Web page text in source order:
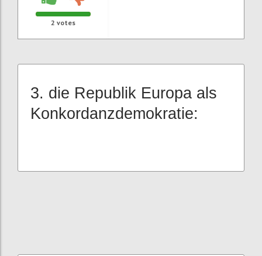
2 votes
3. die Republik Europa als
Konkordanzdemokratie: